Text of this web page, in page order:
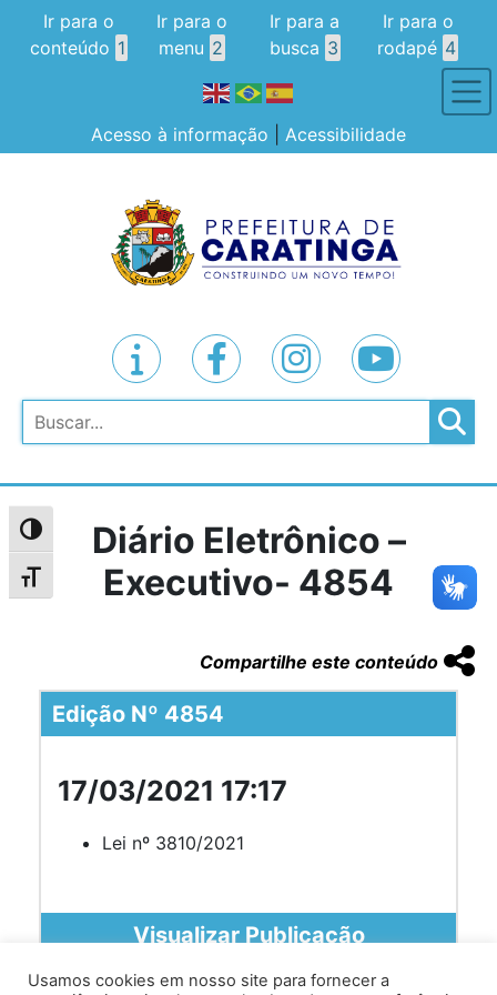
Alternar alto contraste
Alternar tamanho da fonte
Ir para o
conteúdo 1
Ir para o
menu 2
Ir para a
busca 3
Ir para o
rodapé 4
Acesso à informação Acessibilidade
Pesquisar
Diário Eletrônico –
Executivo- 4854
Compartilhe este conteúdo
Edição Nº 4854
17/03/2021 17:17
Lei nº 3810/2021
Visualizar Publicação
Usamos cookies em nosso site para fornecer a